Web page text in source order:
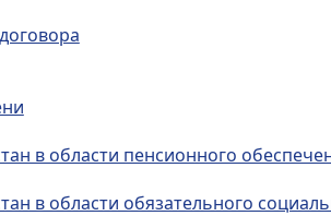
в области пенсионного
в области обязательного